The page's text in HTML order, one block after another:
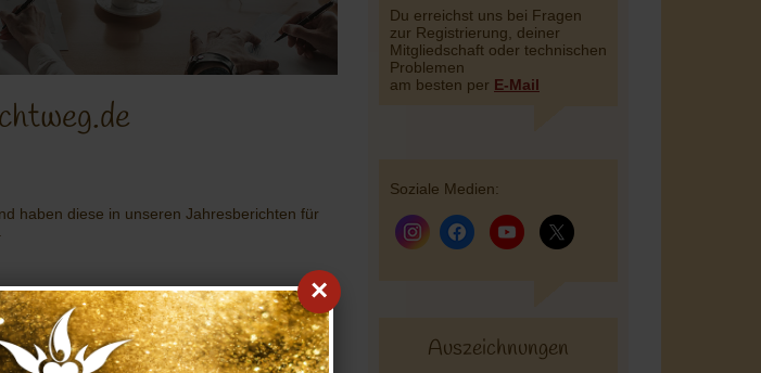
×
haben diese in unseren Jahresberichten für
Du erreichst uns bei Fragen
zur Registrierung, deiner
Mitgliedschaft oder technischen
Problemen
am besten per E-Mail
Soziale Medien:
Auszeichnungen